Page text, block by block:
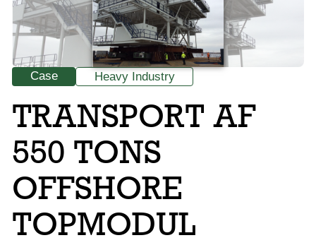
Case Heavy Industry
TRANSPORT AF
550 TONS
OFFSHORE
TOPMODUL